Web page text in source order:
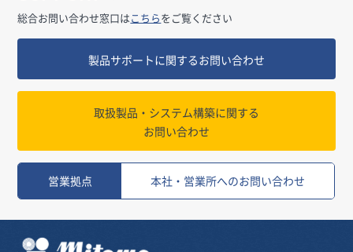
総合お問い合わせ窓口はこちらをご覧ください
製品サポートに関するお問い合わせ
取扱製品・システム構築に関する
お問い合わせ
営業拠点 本社・営業所へのお問い合わせ